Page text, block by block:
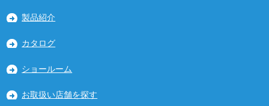
製品紹介
カタログ
ショールーム
お取扱い店舗を探す